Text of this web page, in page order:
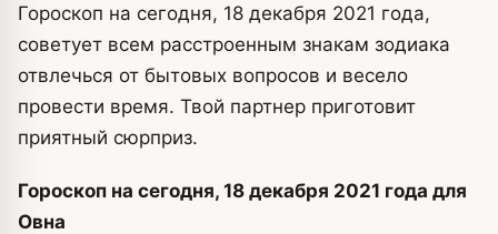
Гороскоп на сегодня, 18 декабря 2021 года,
советует всем расстроенным знакам зодиака
отвлечься от бытовых вопросов и весело
провести время. Твой партнер приготовит
приятный сюрприз.
Гороскоп на сегодня, 18 декабря 2021 года для
Овна